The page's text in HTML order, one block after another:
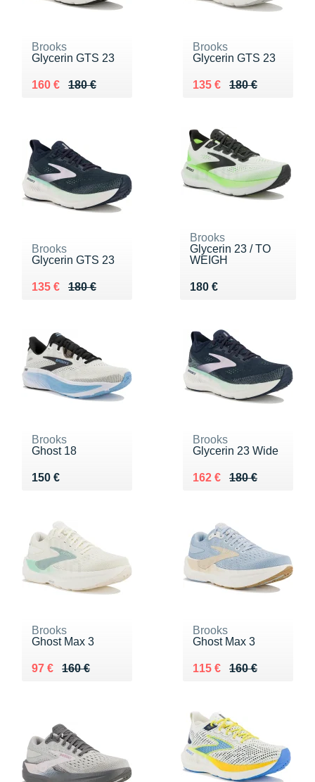
Brooks
Glycerin GTS 23
180 €
Au lieu de 180 €
160 €
Vendu 160 €
Brooks
Glycerin GTS 23
180 €
Au lieu de 180 €
135 €
Vendu 135 €
Brooks
Glycerin GTS 23
180 €
Au lieu de 180 €
135 €
Vendu 135 €
Brooks
Glycerin 23 / TO
WEIGH
180 €
Vendu 180 €
Brooks
Ghost 18
150 €
Vendu 150 €
Brooks
Glycerin 23 Wide
180 €
Au lieu de 180 €
162 €
Vendu 162 €
Brooks
Ghost Max 3
160 €
Au lieu de 160 €
97 €
Vendu 97 €
Brooks
Ghost Max 3
160 €
Au lieu de 160 €
115 €
Vendu 115 €